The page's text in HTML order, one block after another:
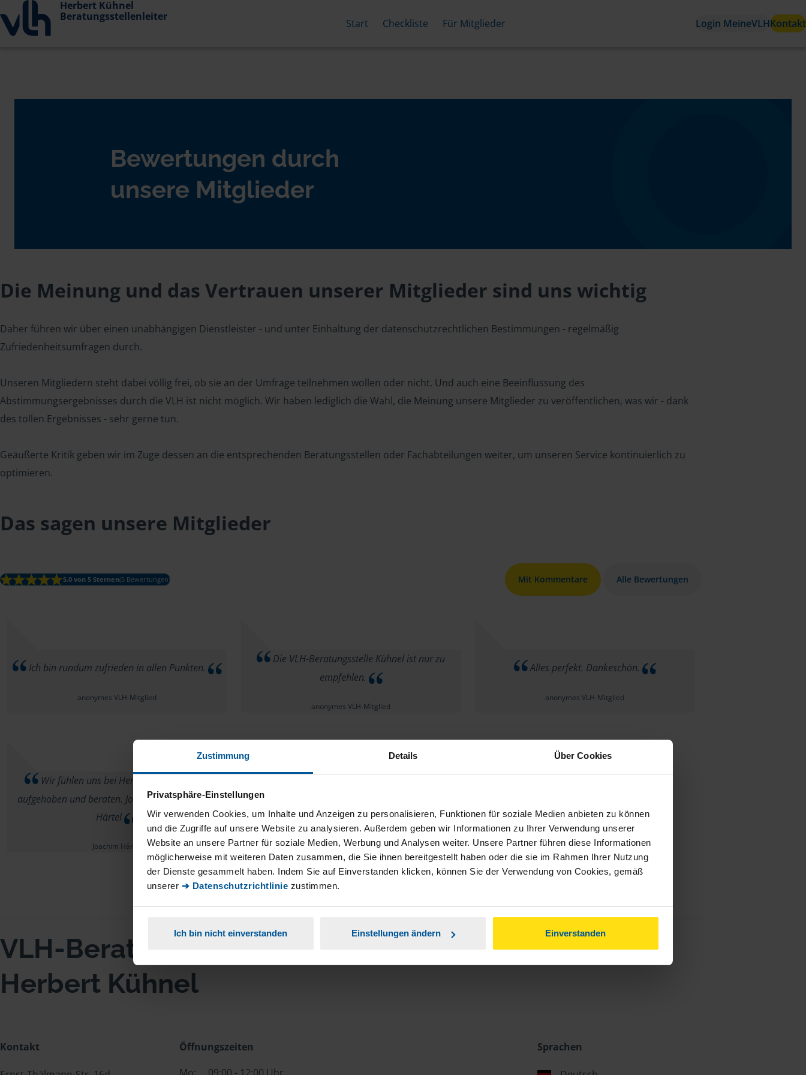
Zustimmung Details Über Cookies
Privatsphäre-Einstellungen
Wir verwenden Cookies, um Inhalte und Anzeigen zu personalisieren, Funktionen für soziale Medien anbieten zu können
und die Zugriffe auf unsere Website zu analysieren. Außerdem geben wir Informationen zu Ihrer Verwendung unserer
Website an unsere Partner für soziale Medien, Werbung und Analysen weiter. Unsere Partner führen diese Informationen
möglicherweise mit weiteren Daten zusammen, die Sie ihnen bereitgestellt haben oder die sie im Rahmen Ihrer Nutzung
der Dienste gesammelt haben. Indem Sie auf Einverstanden klicken, können Sie der Verwendung von Cookies, gemäß
unserer ➔ Datenschutzrichtlinie zustimmen.
Ich bin nicht einverstanden Einstellungen ändern Einverstanden
Herbert Kühnel
Beratungsstellenleiter
Start Checkliste Für Mitglieder Login MeineVLHKontakt
Bewertungen durch
unsere Mitglieder
Die Meinung und das Vertrauen unserer Mitglieder sind uns wichtig
Daher führen wir über einen unabhängigen Dienstleister - und unter Einhaltung der datenschutzrechtlichen Bestimmungen - regelmäßig
Zufriedenheitsumfragen durch.
Unseren Mitgliedern steht dabei völlig frei, ob sie an der Umfrage teilnehmen wollen oder nicht. Und auch eine Beeinflussung des
Abstimmungsergebnisses durch die VLH ist nicht möglich. Wir haben lediglich die Wahl, die Meinung unsere Mitglieder zu veröffentlichen, was wir - dank
des tollen Ergebnisses - sehr gerne tun.
Geäußerte Kritik geben wir im Zuge dessen an die entsprechenden Beratungsstellen oder Fachabteilungen weiter, um unseren Service kontinuierlich zu
optimieren.
Das sagen unsere Mitglieder
5.0 von 5 Sternen(5 Bewertungen) Mit Kommentare Alle Bewertungen
Ich bin rundum zufrieden in allen Punkten.
anonymes VLH-Mitglied
Die VLH-Beratungsstelle Kühnel ist nur zu
empfehlen.
anonymes VLH-Mitglied
Alles perfekt. Dankeschön.
anonymes VLH-Mitglied
Wir fühlen uns bei Herrn Kühnel sehr gut
aufgehoben und beraten. Joachim und Christina
Härtel
Joachim Härtel
weiter so.
anonymes VLH-Mitglied
VLH-Beratungsstelle
Herbert Kühnel
Kontakt
Öffnungszeiten
Sprachen